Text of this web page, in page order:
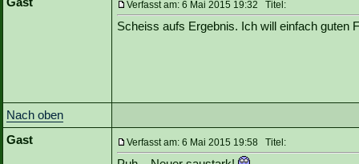
Verfasst am: 6 Mai 2015 19:32 Titel:
Scheiss aufs Ergebnis. Ich will einfach guten
Nach oben
Gast
Verfasst am: 6 Mai 2015 19:58 Titel: